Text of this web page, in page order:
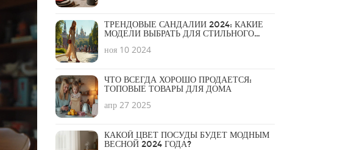
ТРЕНДОВЫЕ САНДАЛИИ 2024: КАКИЕ
МОДЕЛИ ВЫБРАТЬ ДЛЯ СТИЛЬНОГО
ноя 10 2024
ЧТО ВСЕГДА ХОРОШО ПРОДАЕТСЯ:
ТОПОВЫЕ ТОВАРЫ ДЛЯ ДОМА
апр 27 2025
КАКОЙ ЦВЕТ ПОСУДЫ БУДЕТ МОДНЫМ
ВЕСНОЙ 2024 ГОДА?